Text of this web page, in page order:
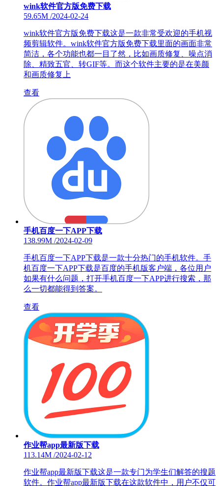
wink软件官方版免费下载
59.65M /2024-02-24
wink软件官方版免费下载这是一款非常受欢迎的手机视
频剪辑软件。wink软件官方版免费下载里面的画面非常
简洁，各个功能也都一目了然，比如画质修复、噪点消
除、精致五官、转GIF等。而这个软件主要的是在美颜
和画质修复上
查看
手机百度一下APP下载
138.99M /2024-02-09
手机百度一下APP下载是一款十分热门的手机软件。手
机百度一下APP下载是百度的手机版客户端，各位用户
如果有什么问题，打开手机百度一下APP进行搜索，那
么一切都能得到答案。
查看
作业帮app最新版下载
113.14M /2024-02-12
作业帮app最新版下载这是一款专门为学生们解答的搜题
软件。作业帮app最新版下载在这款软件中，用户不仅可